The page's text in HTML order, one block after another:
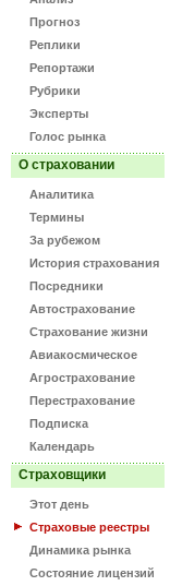
Прогноз
Реплики
Репортажи
Рубрики
Эксперты
Голос рынка
О страховании
Аналитика
Термины
За рубежом
История страхования
Посредники
Автострахование
Страхование жизни
Авиакосмическое
Агрострахование
Перестрахование
Подписка
Календарь
Страховщики
Этот день
Страховые реестры
Динамика рынка
Состояние лицензий